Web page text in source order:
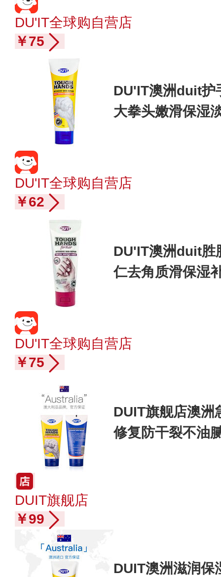
DU'IT全球购自营店
￥75
DU'IT澳洲duit护
大拳头嫩滑保湿
DU'IT全球购自营店
￥62
DU'IT澳洲duit胜
仁去角质滑保湿
DU'IT全球购自营店
￥75
DUIT旗舰店澳洲
修复防干裂不油
DUIT旗舰店
￥99
DUIT澳洲滋润保